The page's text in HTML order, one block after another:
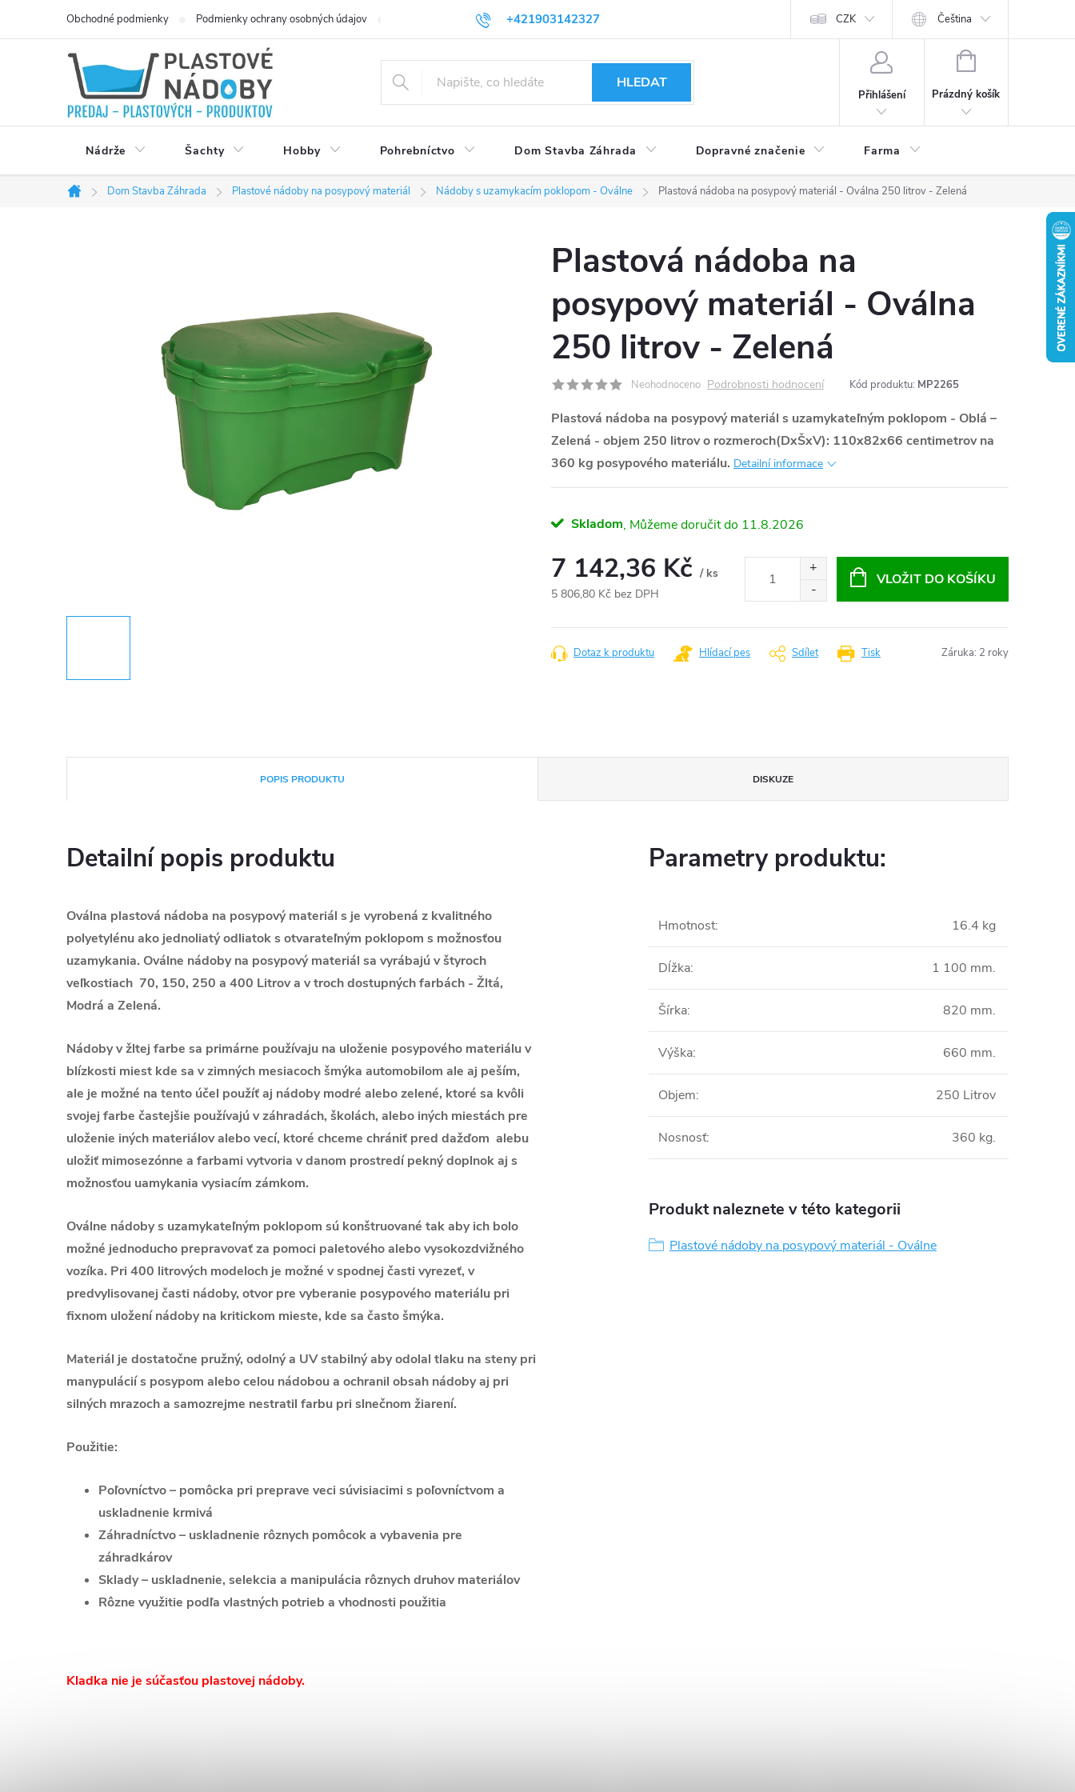
+421903142327
eshop@plastovenadoby.sk
Obchodné podmienky Podmienky ochrany osobných údajov CZK Čeština
HLEDAT
Přihlášení
NÁKUPNÍ
Prázdný košík
Nádrže Šachty Hobby Pohrebníctvo Dom Stavba Záhrada Dopravné značenie Farma
Domů
Dom Stavba Záhrada Plastové nádoby na posypový materiál Nádoby s uzamykacím poklopom - Oválne Plastová nádoba na posypový materiál - Oválna 250 litrov - Zelená
Plastová nádoba na
posypový materiál - Oválna
250 litrov - Zelená
Neohodnoceno Podrobnosti hodnocení Kód produktu: MP2265
Plastová nádoba na posypový materiál s uzamykateľným poklopom - Oblá –
Zelená - objem 250 litrov o rozmeroch(DxŠxV): 110x82x66 centimetrov na
360 kg posypového materiálu. Detailní informace
Skladom 11.8.2026
7 142,36 Kč / ks
5 806,80 Kč bez DPH
cena:
VLOŽIT DO KOŠÍKU
Tisk
Dotaz k produktu Hlídací pes Sdílet Záruka: 2 roky
POPIS PRODUKTU DISKUZE
Detailní popis produktu
Oválna plastová nádoba na posypový materiál s je vyrobená z kvalitného
polyetylénu ako jednoliatý odliatok s otvarateľným poklopom s možnosťou
uzamykania. Oválne nádoby na posypový materiál sa vyrábajú v štyroch
veľkostiach 70, 150, 250 a 400 Litrov a v troch dostupných farbách - Žltá,
Modrá a Zelená.
Nádoby v žltej farbe sa primárne používaju na uloženie posypového materiálu v
blízkosti miest kde sa v zimných mesiacoch šmýka automobilom ale aj peším,
ale je možné na tento účel použíť aj nádoby modré alebo zelené, ktoré sa kvôli
svojej farbe častejšie používajú v záhradách, školách, alebo iných miestách pre
uloženie iných materiálov alebo vecí, ktoré chceme chrániť pred dažďom alebu
uložiť mimosezónne a farbami vytvoria v danom prostredí pekný doplnok aj s
možnosťou uamykania vysiacím zámkom.
Oválne nádoby s uzamykateľným poklopom sú konštruované tak aby ich bolo
možné jednoducho prepravovať za pomoci paletového alebo vysokozdvižného
vozíka. Pri 400 litrových modeloch je možné v spodnej časti vyrezeť, v
predvylisovanej časti nádoby, otvor pre vyberanie posypového materiálu pri
fixnom uložení nádoby na kritickom mieste, kde sa často šmýka.
Materiál je dostatočne pružný, odolný a UV stabilný aby odolal tlaku na steny pri
manypulácií s posypom alebo celou nádobou a ochranil obsah nádoby aj pri
silných mrazoch a samozrejme nestratil farbu pri slnečnom žiarení.
Použitie:
Poľovníctvo – pomôcka pri preprave veci súvisiacimi s poľovníctvom a
uskladnenie krmivá
Záhradníctvo – uskladnenie rôznych pomôcok a vybavenia pre
záhradkárov
Sklady – uskladnenie, selekcia a manipulácia rôznych druhov materiálov
Rôzne využitie podľa vlastných potrieb a vhodnosti použitia
Kladka nie je súčasťou plastovej nádoby.
Parametry produktu:
Hmotnost: 16.4 kg
Dĺžka: 1 100 mm.
Šírka: 820 mm.
Výška: 660 mm.
Objem: 250 Litrov
Nosnosť: 360 kg.
Produkt naleznete v této kategorii
Plastové nádoby na posypový materiál - Oválne